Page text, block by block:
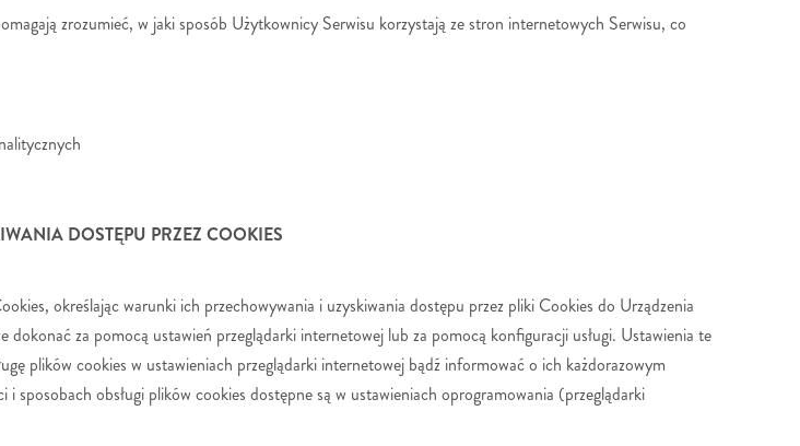
zrozumieć, w jaki sposób Użytkownicy Serwisu korzystają ze stron internetowych Serwisu, co
DOSTĘPU PRZEZ COOKIES
określając warunki ich przechowywania i uzyskiwania dostępu przez pliki Cookies do Urządzenia
za pomocą ustawień przeglądarki internetowej lub za pomocą konfiguracji usługi. Ustawienia te
plików cookies w ustawieniach przeglądarki internetowej bądź informować o ich każdorazowym
sposobach obsługi plików cookies dostępne są w ustawieniach oprogramowania (przeglądarki